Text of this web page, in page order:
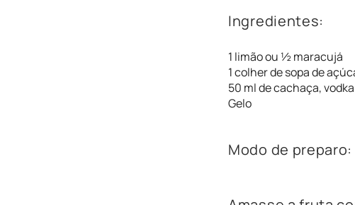
Ingredientes:
1 limão ou ½ maracujá
1 colher de sopa de
50 ml de cachaça,
Gelo
Modo de preparo: